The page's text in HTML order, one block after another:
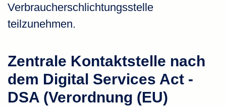
Verbraucherschlichtungsstelle
teilzunehmen.
Zentrale Kontaktstelle nach
dem Digital Services Act -
DSA (Verordnung (EU)